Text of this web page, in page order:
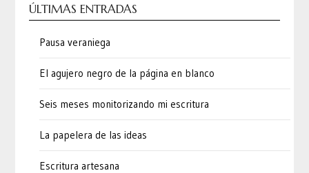
ÚLTIMAS ENTRADAS
Pausa veraniega
El agujero negro de la página en blanco
Seis meses monitorizando mi escritura
La papelera de las ideas
Escritura artesana